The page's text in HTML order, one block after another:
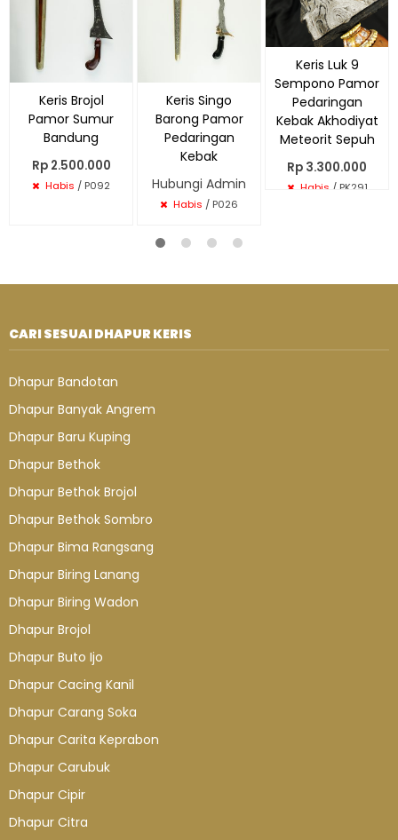
Keris Brojol
Pamor Sumur
Bandung
Rp 2.500.000
Habis / P092
Keris Singo
Barong Pamor
Pedaringan
Kebak
Hubungi Admin
Habis / P026
Keris Luk 9
Sempono Pamor
Pedaringan
Kebak Akhodiyat
Meteorit Sepuh
Rp 3.300.000
Habis / PK291
CARI SESUAI DHAPUR KERIS
Dhapur Bandotan
Dhapur Banyak Angrem
Dhapur Baru Kuping
Dhapur Bethok
Dhapur Bethok Brojol
Dhapur Bethok Sombro
Dhapur Bima Rangsang
Dhapur Biring Lanang
Dhapur Biring Wadon
Dhapur Brojol
Dhapur Buto Ijo
Dhapur Cacing Kanil
Dhapur Carang Soka
Dhapur Carita Keprabon
Dhapur Carubuk
Dhapur Cipir
Dhapur Citra